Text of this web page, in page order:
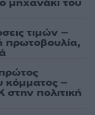
μηχανάκι του
τιμών –
πρωτοβουλία,
κόμματος –
στην πολιτική